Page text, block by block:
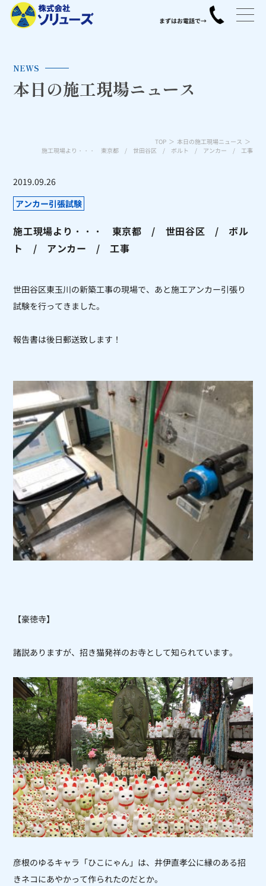
NEWS
本日の施工現場ニュース
TOP
本日の施工現場ニュース
施工現場より・・・ 東京都 / 世田谷区 / ボルト / アンカー / 工事
2019.09.26
アンカー引張試験
施工現場より・・・ 東京都 / 世田谷区 / ボル
ト / アンカー / 工事
世田谷区東玉川の新築工事の現場で、あと施工アンカー引張り
試験を行ってきました。
報告書は後日郵送致します！
【豪徳寺】
諸説ありますが、招き猫発祥のお寺として知られています。
彦根のゆるキャラ「ひこにゃん」は、井伊直孝公に縁のある招
きネコにあやかって作られたのだとか。